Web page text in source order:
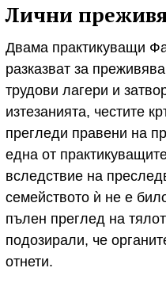
Лични
Двама практикуващи
разказват за
трудови лагери и
изтезанията, честите
прегледи правени на
една от
вследствие на
семейството ѝ не е
пълен преглед на
подозирали, че
отнети.